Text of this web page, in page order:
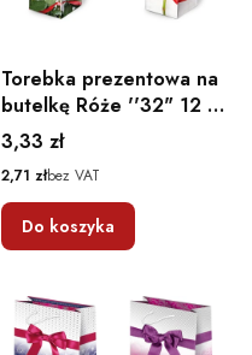
Torebka prezentowa na
butelkę Róże ''32" 12 x
36,9 x 11
Cena
3,33 zł
Cena
2,71 złbez VAT
Do koszyka